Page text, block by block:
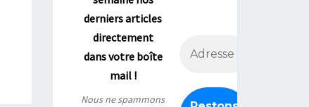
derniers articles
directement
dans votre boîte
mail !
Nous ne spammons